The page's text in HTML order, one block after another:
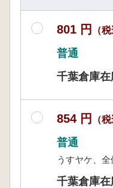
801 円 （税
普通
千葉倉庫在
854 円 （税
普通
うすヤケ、全
千葉倉庫在